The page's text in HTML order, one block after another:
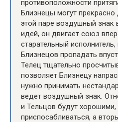
противоположности
Близнецы могут прекрасно
этой паре воздушный знак
идей, он двигает союз
старательный
Близнецов пропадать
Телец тщательно
позволяет Близнецу
нужно принимать
ведет воздушный знак.
и Тельцов будут хорошими,
приспосабливаться, а